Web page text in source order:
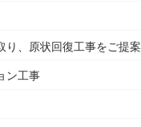
り、原状回復工事をご提案
ン工事